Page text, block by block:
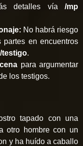
detalles vía /mp
No habrá riesgo
en encuentros
/testigo.
para argumentar
los testigos.
tapado con una
otro hombre con un
y ha huído a caballo